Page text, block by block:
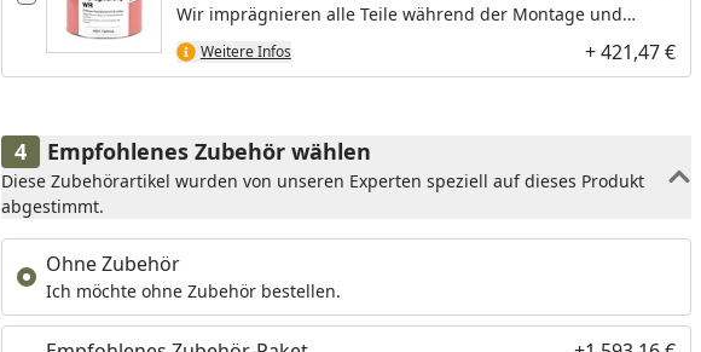
Wir imprägnieren alle Teile während der Montage und
schaffen so die optimale Grundlage für den Endanstrich.
Weitere Infos + 421,47 €
Empfohlenes Zubehör wählen
Diese Zubehörartikel wurden von unseren Experten speziell auf dieses Produkt
abgestimmt.
Ohne Zubehör
Ich möchte ohne Zubehör bestellen.